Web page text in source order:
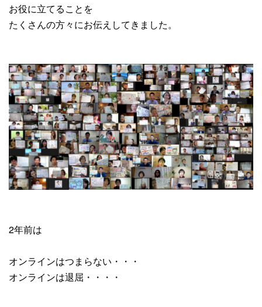
お役に立てることを
たくさんの方々にお伝えしてきました。
2年前は
オンラインはつまらない・・・
オンラインは退屈・・・・